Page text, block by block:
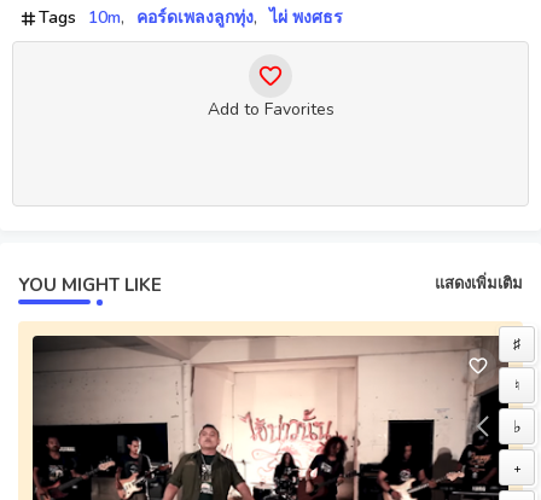
Tags 10m คอร์ดเพลงลูกทุ่ง ไผ่ พงศธร
Add to Favorites
YOU MIGHT LIKE แสดงเพิ่มเติม
♯
♮
♭
+